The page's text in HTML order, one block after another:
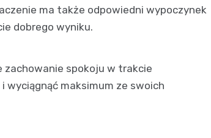
ma także odpowiedni wypoczynek
dobrego wyniku.
zachowanie spokoju w trakcie
wyciągnąć maksimum ze swoich